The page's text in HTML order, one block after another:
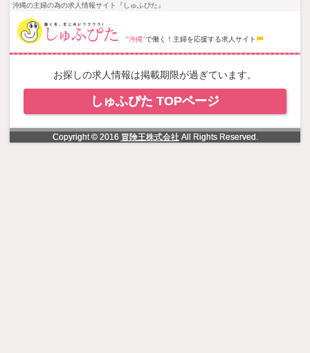
NowLoading
沖縄の主婦の為の求人情報サイト『しゅふぴた』
"沖縄"で働く！主婦を応援する求人サイト
お探しの求人情報は掲載期限が過ぎています。
しゅふぴた TOPページ
Copyright © 2016 冒険王株式会社All Rights Reserved.